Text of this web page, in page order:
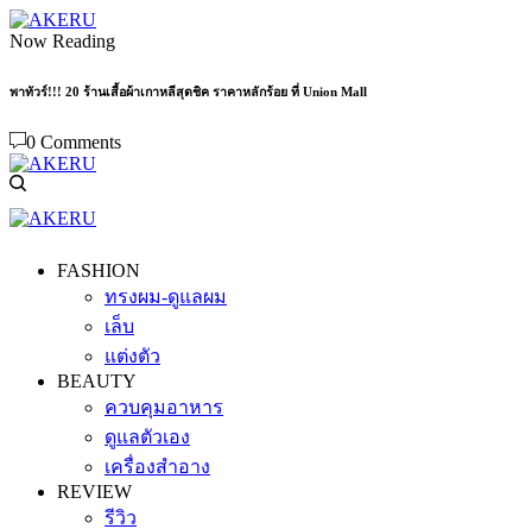
Now Reading
พาทัวร์!!! 20 ร้านเสื้อผ้าเกาหลีสุดชิค ราคาหลักร้อย ที่ Union Mall
0 Comments
FASHION
ทรงผม-ดูแลผม
เล็บ
แต่งตัว
BEAUTY
ควบคุมอาหาร
ดูแลตัวเอง
เครื่องสำอาง
REVIEW
รีวิว